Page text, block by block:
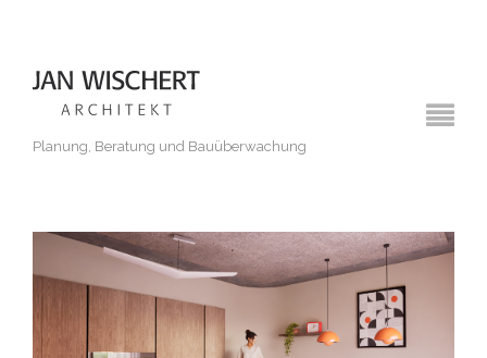
Planung, Beratung und Bauüberwachung